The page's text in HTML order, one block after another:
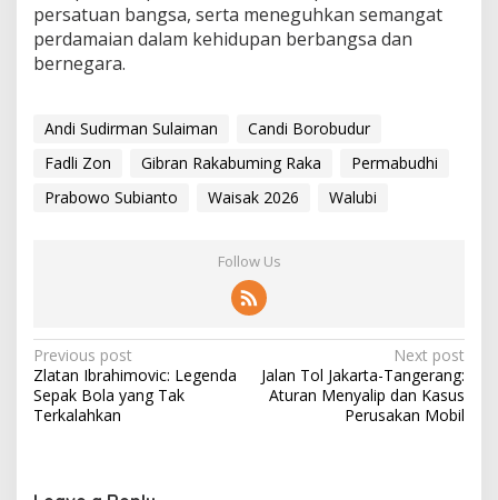
persatuan bangsa, serta meneguhkan semangat
perdamaian dalam kehidupan berbangsa dan
bernegara.
Andi Sudirman Sulaiman
Candi Borobudur
Fadli Zon
Gibran Rakabuming Raka
Permabudhi
Prabowo Subianto
Waisak 2026 Walubi
Follow Us
P
o
s
n
Previous post
Zlatan Ibrahimovic: Legenda
Sepak Bola yang Tak
Terkalahkan
Next post
Jalan Tol Jakarta-Tangerang:
Aturan Menyalip dan Kasus
Perusakan Mobil